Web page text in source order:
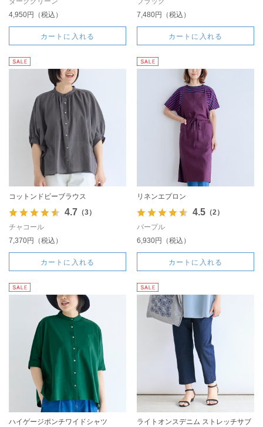
4,950円（税込）
カートに入れる
7,480円（税込）
カートに入れる
コットンドビーブラウス
4.7 （3）
チャコール
7,370円（税込）
カートに入れる
リネンエプロン
4.5（2）
パープル
6,930円（税込）
カートに入れる
ハイゲージポンチワイドシャツ
ライトオンスデニム ストレッチサブ